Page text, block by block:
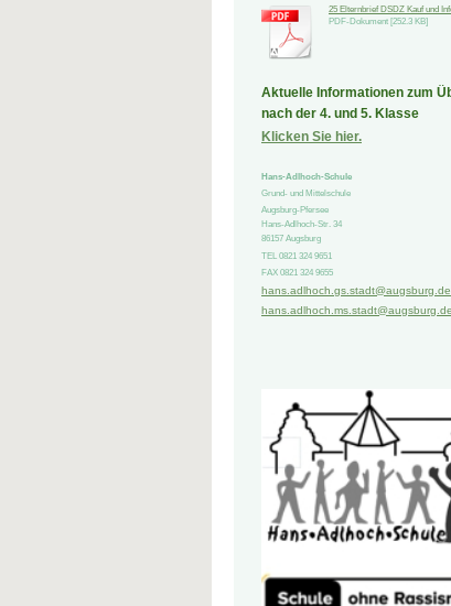
25 Elternbrief DSDZ Kauf und
PDF-Dokument [252.3 KB]
Aktuelle Informationen zum
nach der 4. und 5. Klasse
Klicken Sie hier.
Hans-Adlhoch-Schule
Grund- und Mittelschule
Augsburg-Pfersee
Hans-Adlhoch-Str. 34
86157 Augsburg
TEL 0821 324 9651
FAX 0821 324 9655
hans.adlhoch.gs.stadt@augsburg.de
hans.adlhoch.ms.stadt@augsburg.de